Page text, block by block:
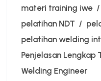
materi training iwe
pelatihan NDT
pelatihan welding
Penjelasan Lengkap
Welding Engineer